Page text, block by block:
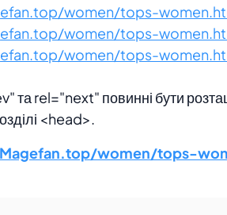
women/tops-
women/tops-
women/tops-
та rel="next" повинні бути
<head>.
women/tops-